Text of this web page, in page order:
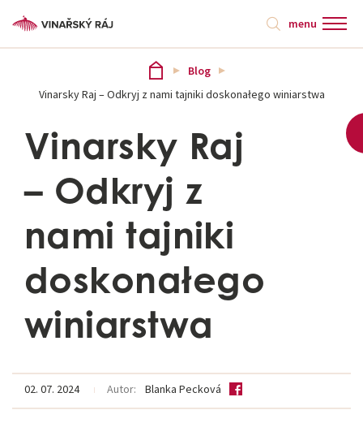
menu
Blog
Vinarsky Raj – Odkryj z nami tajniki doskonałego winiarstwa
Vinarsky Raj
– Odkryj z
nami tajniki
doskonałego
winiarstwa
02. 07. 2024 Autor: Blanka Pecková